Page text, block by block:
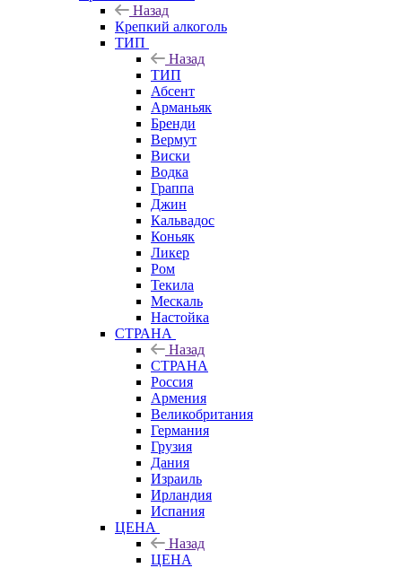
Назад
Крепкий алкоголь
ТИП
Назад
ТИП
Абсент
Арманьяк
Бренди
Вермут
Виски
Водка
Граппа
Джин
Кальвадос
Коньяк
Ликер
Ром
Текила
Мескаль
Настойка
СТРАНА
Назад
СТРАНА
Россия
Армения
Великобритания
Германия
Грузия
Дания
Израиль
Ирландия
Испания
ЦЕНА
Назад
ЦЕНА